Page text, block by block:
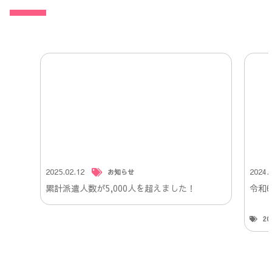
2025.02.12 お知らせ
累計派遣人数が5,000人を超えました！ 令和